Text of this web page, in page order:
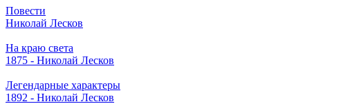
Повести
Николай Лесков
На краю света
1875 - Николай Лесков
Легендарные характеры
1892 - Николай Лесков